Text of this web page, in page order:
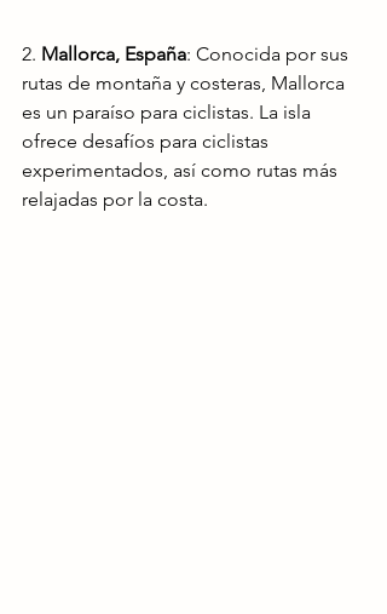
2. Mallorca, España: Conocida por sus
rutas de montaña y costeras, Mallorca
es un paraíso para ciclistas. La isla
ofrece desafíos para ciclistas
experimentados, así como rutas más
relajadas por la costa.